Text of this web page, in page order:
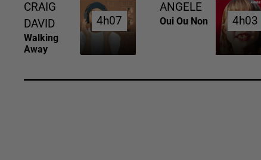
CRAIG
DAVID
Walking
Away
4h07
4h07
ANGELE
Oui Ou Non 4h03
4h03